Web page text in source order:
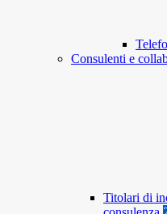
Consulenti e
Titolari di